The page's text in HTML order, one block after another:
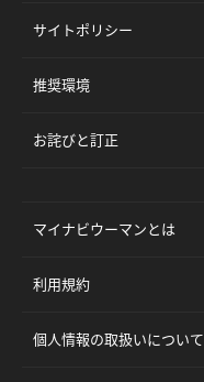
サイトポリシー
推奨環境
お詫びと訂正
マイナビウーマンとは
利用規約
個人情報の取扱いについて